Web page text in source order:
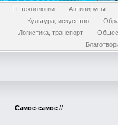
IT технологии Антивирусы
Культура, искусство
Логистика, транспорт
Самое-самое //